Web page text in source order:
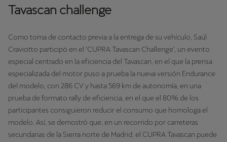
Tavascan challenge
Como toma de contacto previa a la entrega de su vehículo, Saúl
Craviotto participó en el ‘CUPRA Tavascan Challenge’, un evento
especial centrado en la eficiencia del Tavascan, en el que la prensa
especializada del motor puso a prueba la nueva versión Endurance
del modelo, con 286 CV y hasta 569 km de autonomía, en una
prueba de formato rally de eficiencia, en el que el 80% de los
participantes consiguieron reducir el consumo que homologa el
modelo. Así, se demostró que, en un recorrido por carreteras
secundarias de la Sierra norte de Madrid, el CUPRA Tavascan puede